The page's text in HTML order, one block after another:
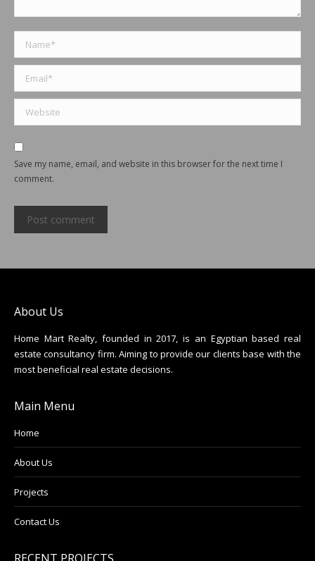
Name *
Email *
Website
Save my name, email, and website in this browser for the next time I
comment.
Post comment
About Us
Home Mart Realty, founded in 2017, is an Egyptian based real
estate consultancy firm. Aiming to provide our clients base with the
most beneficial real estate decisions.
Main Menu
Home
About Us
Projects
Contact Us